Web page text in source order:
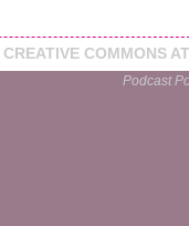
CREATIVE COMMONS
Podcast